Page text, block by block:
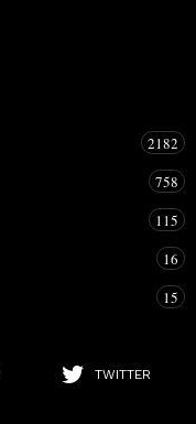
2182
758
115
16
15
TWITTER